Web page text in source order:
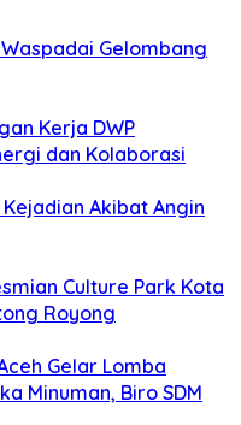
Gelombang
Kerja DWP
dan Kolaborasi
Kejadian Akibat Angin
Culture Park Kota
Royong
Gelar Lomba
Minuman, Biro SDM